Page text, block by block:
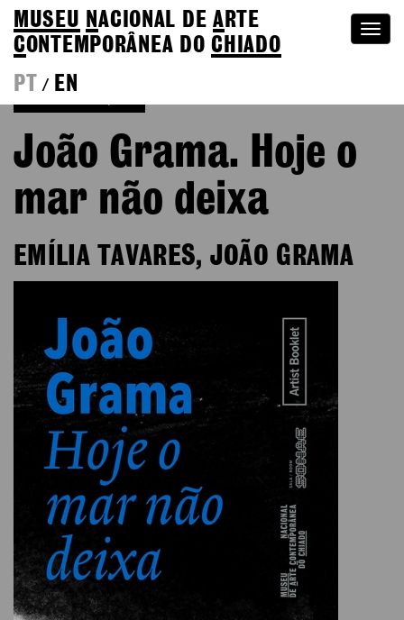
MUSEU NACIONAL DEA RTE
CONTEMPORÂNEA DOCHIADO
PT
/ EN
João Grama. Hoje o
mar não deixa
EMÍLIA TAVARES, JOÃO GRAMA